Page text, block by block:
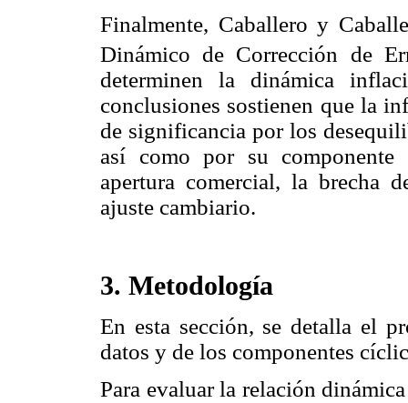
Finalmente, Caballero y
Dinámico de Corrección de
determinen la dinámica
conclusiones sostienen que la
de significancia por los
así como por su
apertura comercial, la brecha
ajuste cambiario.
3. Metodología
En esta sección, se detalla el
datos y de los componentes
Para evaluar la relación